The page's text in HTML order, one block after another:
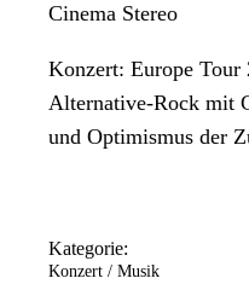
Cinema Stereo
Konzert: Europe Tour
Alternative-Rock mit
und Optimismus der
Kategorie:
Konzert / Musik